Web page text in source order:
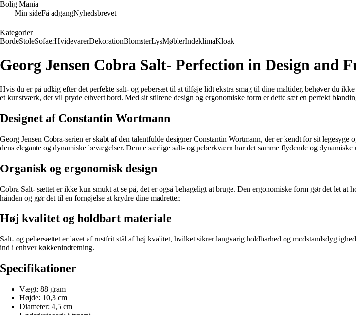
Bolig Mania
Min sideFå adgangNyhedsbrevet
Kategorier
BordeStoleSofaerHvidevarerDekorationBlomsterLysMøblerIndeklimaKloak
Georg Jensen Cobra Salt- Perfection in Design and
Hvis du er på udkig efter det perfekte salt- og pebersæt til at tilføje lidt ekstra smag til dine måltider, behøver du
et kunstværk, der vil pryde ethvert bord. Med sit stilrene design og ergonomiske form er dette sæt en perfekt
Designet af Constantin Wortmann
Georg Jensen Cobra-serien er skabt af den talentfulde designer Constantin Wortmann, der er kendt for sit
dens elegante og dynamiske bevægelser. Denne særlige salt- og peberkværn har det samme flydende og
Organisk og ergonomisk design
Cobra Salt- sættet er ikke kun smukt at se på, det er også behageligt at bruge. Den ergonomiske form gør det let
hånden og gør det til en fornøjelse at krydre dine madretter.
Høj kvalitet og holdbart materiale
Salt- og pebersættet er lavet af rustfrit stål af høj kvalitet, hvilket sikrer langvarig holdbarhed og
ind i enhver køkkenindretning.
Specifikationer
Vægt: 88 gram
Højde: 10,3 cm
Diameter: 4,5 cm